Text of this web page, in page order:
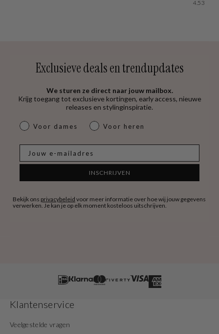
4.53
Exclusieve deals en trendupdates
We sturen ze direct naar jouw mailbox.
Krijg toegang tot exclusieve kortingen, early access, nieuwe
releases en stylinginspiratie.
dames & heren
Voor dames Voor heren
INSCHRIJVEN
Bekijk ons privacybeleid voor meer informatie over hoe wij jouw gegevens
verwerken. Je kan je op elk moment kosteloos uitschrijven.
Klantenservice
Veelgestelde vragen